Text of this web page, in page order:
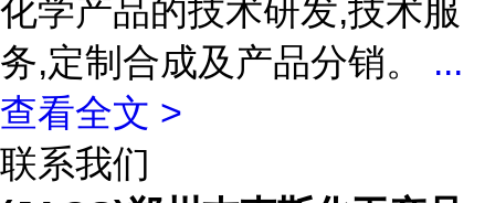
化学产品的技术研发,技术服
务,定制合成及产品分销。 ...
查看全文 >
联系我们